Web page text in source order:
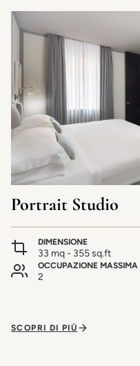
Portrait Studio
DIMENSIONE
33 mq - 355 sq.ft
OCCUPAZIONE MASSIMA
2
SCOPRI DI PIÙ